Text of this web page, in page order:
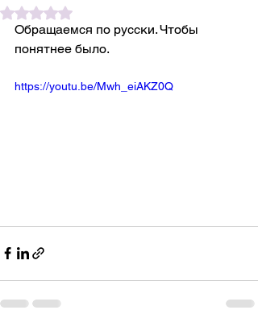
Оцінка: NaN з 5 зірок.
Обращаемся по русски. Чтобы
понятнее было.
https://youtu.be/Mwh_eiAKZ0Q